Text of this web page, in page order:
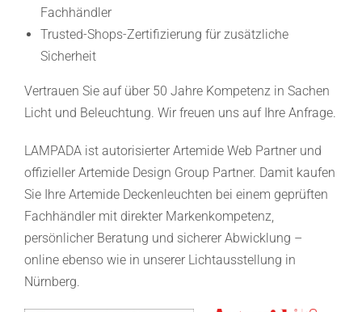
Fachhändler
Trusted-Shops-Zertifizierung für zusätzliche
Sicherheit
Vertrauen Sie auf über 50 Jahre Kompetenz in Sachen
Licht und Beleuchtung. Wir freuen uns auf Ihre Anfrage.
LAMPADA ist autorisierter Artemide Web Partner und
offizieller Artemide Design Group Partner. Damit kaufen
Sie Ihre Artemide Deckenleuchten bei einem geprüften
Fachhändler mit direkter Markenkompetenz,
persönlicher Beratung und sicherer Abwicklung –
online ebenso wie in unserer Lichtausstellung in
Nürnberg.